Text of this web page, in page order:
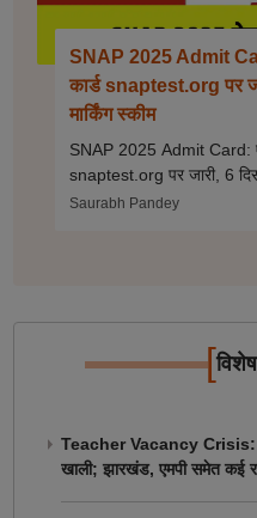
SNAP 2025 Admit
कार्ड snaptest.org पर
मार्किंग स्कीम
SNAP 2025 Admit Card:
snaptest.org पर जारी, 6
Saurabh Pandey
[
Teacher Vacancy Crisis:
खाली; झारखंड, एमपी समेत कई